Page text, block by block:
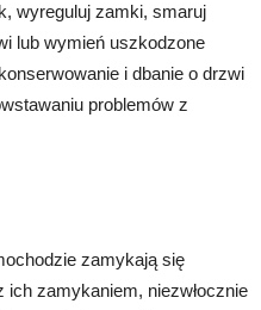
wyreguluj zamki, smaruj
lub wymień uszkodzone
i dbanie o drzwi
problemów z
zamykają się
zamykaniem, niezwłocznie